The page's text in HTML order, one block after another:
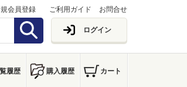
会員登録 ご利用ガイド お問合せ
ログイン
履歴 購入履歴 カート